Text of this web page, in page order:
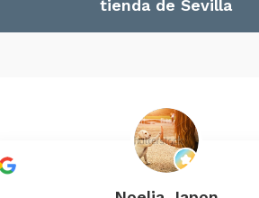
tienda de Sevilla